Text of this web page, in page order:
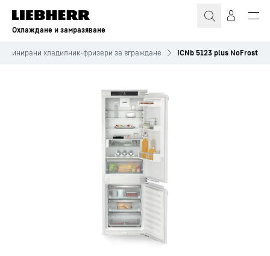
Охлаждане и замразяване
хладилник-фризери за вграждане ICNb 5123 plus NoFrost